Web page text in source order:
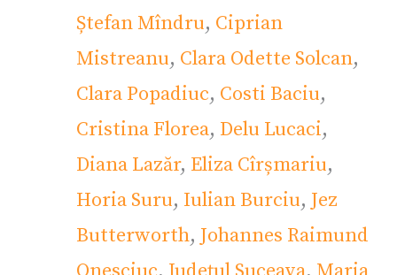
Ștefan Mîndru, Ciprian
Mistreanu, Clara Odette Solcan,
Clara Popadiuc, Costi Baciu,
Cristina Florea, Delu Lucaci,
Diana Lazăr, Eliza Cîrșmariu,
Horia Suru, Iulian Burciu, Jez
Butterworth, Johannes Raimund